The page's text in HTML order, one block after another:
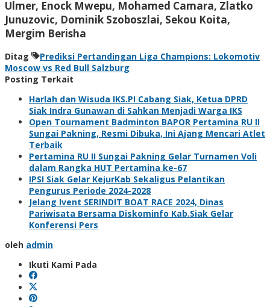
Ulmer, Enock Mwepu, Mohamed Camara, Zlatko
Junuzovic, Dominik Szoboszlai, Sekou Koita,
Mergim Berisha
Ditag
Prediksi Pertandingan Liga Champions: Lokomotiv
Moscow vs Red Bull Salzburg
Posting Terkait
Harlah dan Wisuda IKS.PI Cabang Siak, Ketua DPRD
Siak Indra Gunawan di Sahkan Menjadi Warga IKS
Open Tournament Badminton BAPOR Pertamina RU II
Sungai Pakning, Resmi Dibuka, Ini Ajang Mencari Atlet
Terbaik
Pertamina RU II Sungai Pakning Gelar Turnamen Voli
dalam Rangka HUT Pertamina ke-67
IPSI Siak Gelar KejurKab Sekaligus Pelantikan
Pengurus Periode 2024-2028
Jelang Ivent SERINDIT BOAT RACE 2024, Dinas
Pariwisata Bersama Diskominfo Kab.Siak Gelar
Konferensi Pers
oleh admin
Ikuti Kami Pada